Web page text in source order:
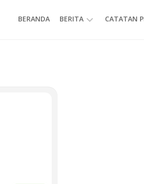
BERANDA BERITA CATATAN